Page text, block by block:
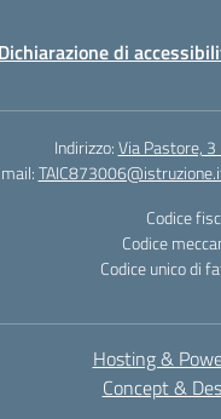
Dichiarazione di
Indirizzo:Via Pastore,
Codice
Codice
Codice unico di
Hosting &
Concept &